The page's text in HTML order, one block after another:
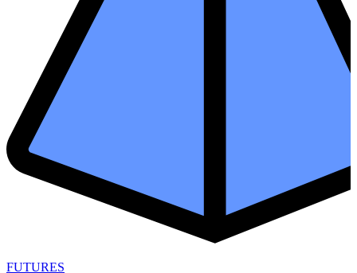
FUTURES